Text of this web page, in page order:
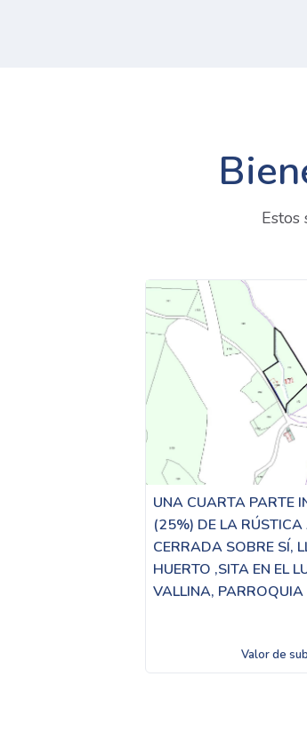
UNA CUARTA PARTE
(25%) DE LA RÚSTICA
CERRADA SOBRE SÍ,
HUERTO ,SITA EN EL
VALLINA, PARROQUIA
Valor de